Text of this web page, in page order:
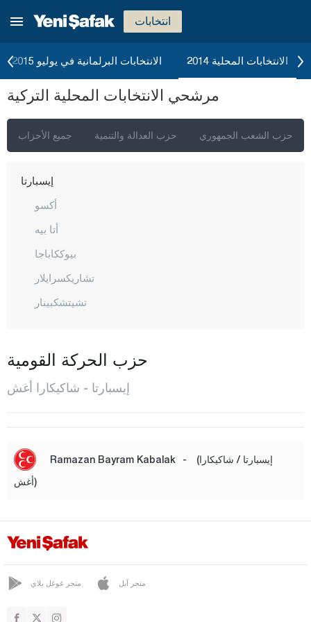
انتخابات
الانتخابات البرلمانية في يوليو 2015 الانتخابات المحلية 2014
مرشحي الانتخابات المحلية التركية
جميع الأحزاب حزب العدالة والتنمية حزب الشعب الجمهوري
غازي عنتاب
غيراسون
كوموش خانة
هاكّاري
إيغدير
إيسبارتا
أكسو
أتا بيه
بيوككاباجا
تشاريكسرايلار
تشيتشكبينار
غيلين دوست
غونيكنت
صاري ادريس
شاكيكارا أغش
حزب الحركة القومية
إيسبارتا - شاكيكارا أغش
Ramazan Bayram Kabalak -
(إيسبارتا / شاكيكارا
أغش)
متجر غوغل بلاي متجر آبل